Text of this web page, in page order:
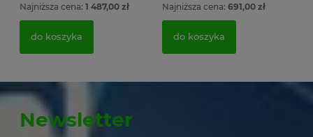
Najniższa cena: 1 487,00 zł
do koszyka
Najniższa cena: 691,00 zł
do koszyka
Newsletter